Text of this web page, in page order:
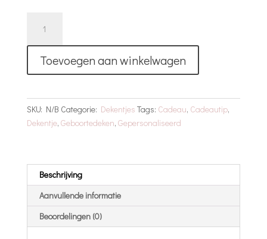
Dekentje
Naam
Toevoegen aan winkelwagen
SKU: N/B Categorie: Dekentjes Tags: Cadeau, Cadeautip,
Dekentje, Geboortedeken, Gepersonaliseerd
Beschrijving
Aanvullende informatie
Beoordelingen (0)